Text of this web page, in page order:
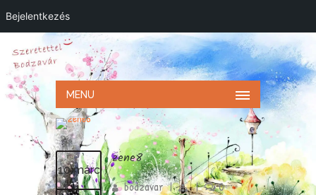
Bejelentkezés
MENU
10 márc
zene8
bodzavar | | 0